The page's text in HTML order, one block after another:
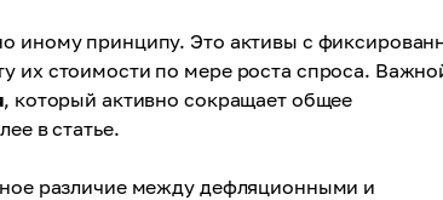
иному принципу. Это активы с
их стоимости по мере роста спроса.
, который активно сокращает общее
в статье.
различие между дефляционными и